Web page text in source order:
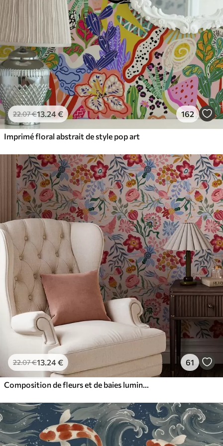
22.07€13.24€ 162
Imprimé floral abstrait de style pop art
22.07€13.24€ 61
Composition de fleurs et de baies lumineuses avec des perroquets